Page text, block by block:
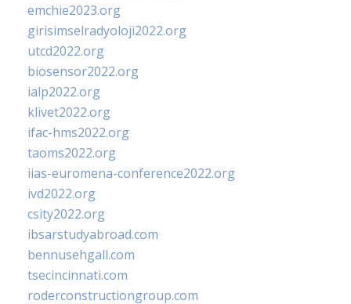
emchie2023.org
girisimselradyoloji2022.org
utcd2022.org
biosensor2022.org
ialp2022.org
klivet2022.org
ifac-hms2022.org
taoms2022.org
iias-euromena-conference2022.org
ivd2022.org
csity2022.org
ibsarstudyabroad.com
bennusehgall.com
tsecincinnati.com
roderconstructiongroup.com